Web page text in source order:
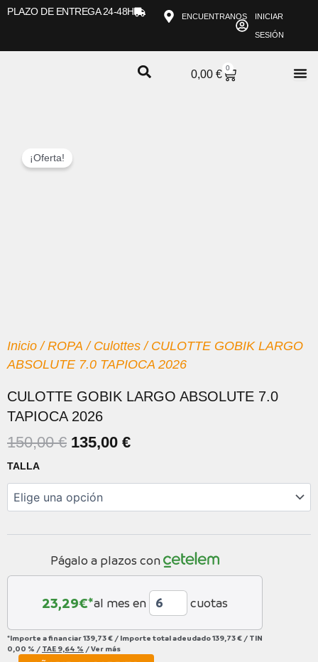
PLAZO DE ENTREGA 24-48H ENCUENTRANOS INICIAR
SESIÓN
0,00€
0
CARRITO
¡Oferta!
Inicio /ROPA / Culottes / CULOTTE GOBIK LARGO
ABSOLUTE 7.0 TAPIOCA 2026
CULOTTE GOBIK LARGO ABSOLUTE 7.0
TAPIOCA 2026
150,00€ EL
ORIGINAL
ERA:
150,00 €.
135,00 €EL
ACTUAL
135,00 €.
TALLA
Págalo a plazos con
23,29€*al mes en cuotas
*Importe a financiar139,73 € / Importe total adeudado139,73 € / TIN
0,00 % / TAE 9,64 % /Ver más
CULOTTE
ABSOLUTE
TAPIOCA